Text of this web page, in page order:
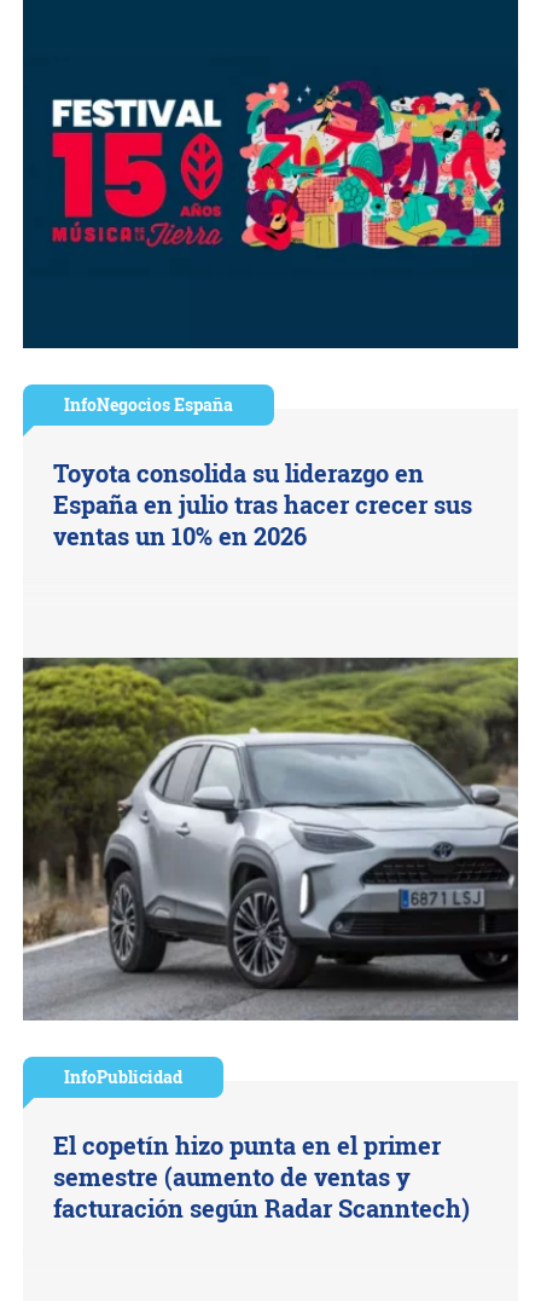
InfoNegocios España
Toyota consolida su liderazgo en
España en julio tras hacer crecer sus
ventas un 10% en 2026
InfoPublicidad
El copetín hizo punta en el primer
semestre (aumento de ventas y
facturación según Radar Scanntech)